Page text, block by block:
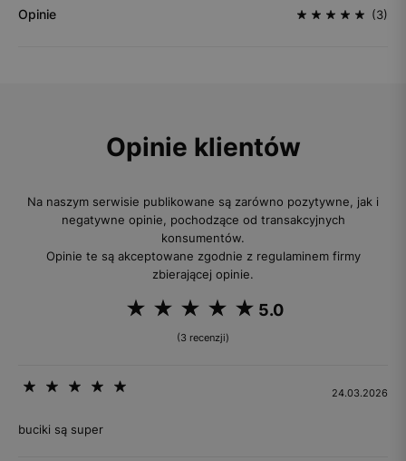
Opinie (3)
Opinie klientów
Na naszym serwisie publikowane są zarówno pozytywne, jak i
negatywne opinie, pochodzące od transakcyjnych
konsumentów.
Opinie te są akceptowane zgodnie z regulaminem firmy
zbierającej opinie.
5.0
(3 recenzji)
24.03.2026
buciki są super